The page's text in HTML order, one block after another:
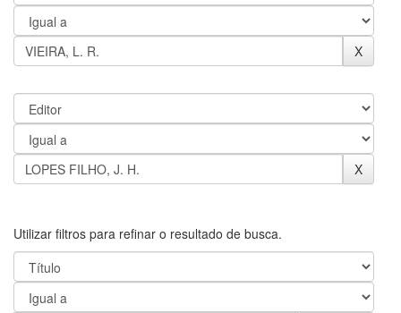
Utilizar filtros para refinar o resultado de busca.